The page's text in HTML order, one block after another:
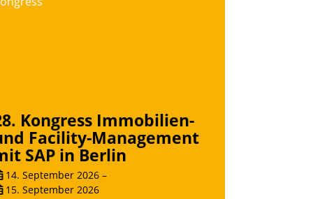
Kongress Immobilien-
Facility-Management
SAP in Berlin
14. September 2026 –
15. September 2026